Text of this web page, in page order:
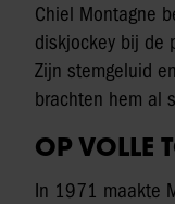
Chiel Montagne
diskjockey bij de
Zijn stemgeluid
brachten hem al
OP VOLLE
In 1971 maakte